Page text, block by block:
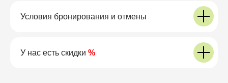
Условия бронирования и отмены
У нас есть скидки %